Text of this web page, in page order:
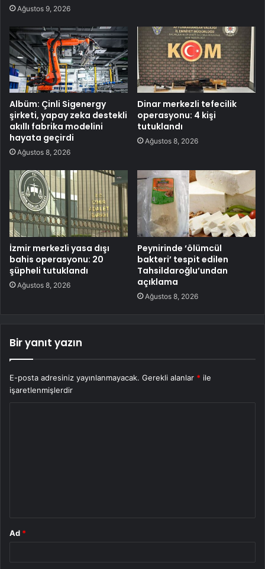
Ağustos 9, 2026
Albüm: Çinli Sigenergy
şirketi, yapay zeka destekli
akıllı fabrika modelini
hayata geçirdi
Ağustos 8, 2026
Dinar merkezli tefecilik
operasyonu: 4 kişi
tutuklandı
Ağustos 8, 2026
İzmir merkezli yasa dışı
bahis operasyonu: 20
şüpheli tutuklandı
Ağustos 8, 2026
Peynirinde ‘ölümcül
bakteri’ tespit edilen
Tahsildaroğlu’undan
açıklama
Ağustos 8, 2026
Bir yanıt yazın
E-posta adresiniz yayınlanmayacak. Gerekli alanlar * ile
işaretlenmişlerdir
Ad *